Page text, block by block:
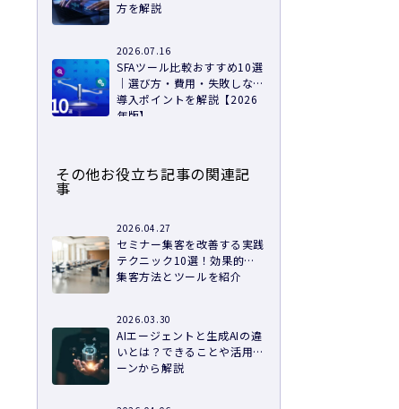
方を解説
2026.07.16
SFAツール比較おすすめ10選
｜選び方・費用・失敗しない
導入ポイントを解説【2026
年版】
その他お役立ち記事の関連記
事
2026.04.27
セミナー集客を改善する実践
テクニック10選！効果的な
集客方法とツールを紹介
2026.03.30
AIエージェントと生成AIの違
いとは？できることや活用シ
ーンから解説